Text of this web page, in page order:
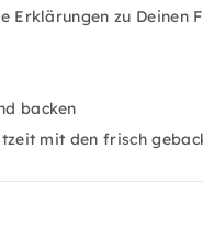
Erklärungen zu Deinen
backen
mit den frisch